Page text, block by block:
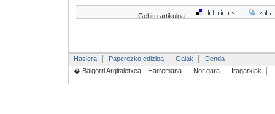
Gehitu artikuloa:
Hasiera Paperezko edizioa Gaiak
Denda
� Baigorri Argitaletxea
Harremana Nor gara Iragarkiak